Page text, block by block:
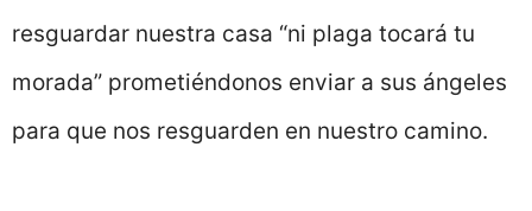
resguardar nuestra casa “ni plaga tocará tu
morada” prometiéndonos enviar a sus ángeles
para que nos resguarden en nuestro camino.